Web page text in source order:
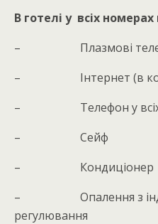
В готелі у всіх
– Плазмові
– Інтернет (в
– Телефон у всіх
– Сейф
– Кондиціонер
– Опалення з
регулювання